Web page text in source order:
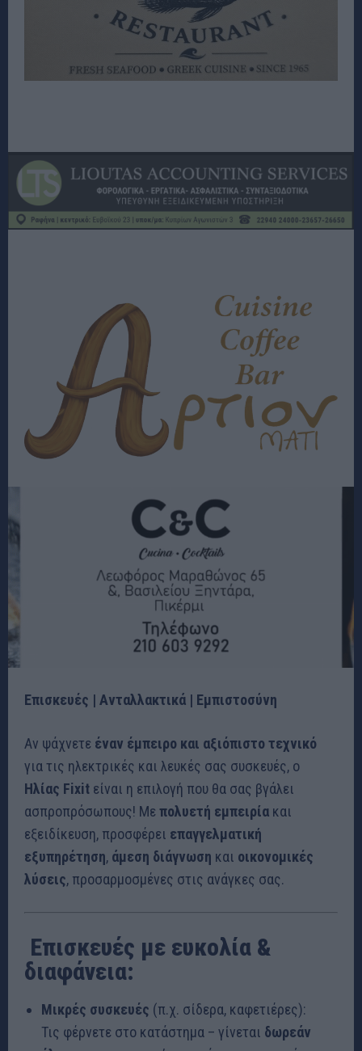
Επισκευές | Ανταλλακτικά | Εμπιστοσύνη
Αν ψάχνετε έναν έμπειρο και αξιόπιστο τεχνικό
για τις ηλεκτρικές και λευκές σας συσκευές, ο
Ηλίας Fixit είναι η επιλογή που θα σας βγάλει
ασπροπρόσωπους! Μεπολυετή εμπειρία και
εξειδίκευση, προσφέρει επαγγελματική
εξυπηρέτηση, άμεση διάγνωση και οικονομικές
λύσεις, προσαρμοσμένες στις ανάγκες σας.
️ Επισκευές με ευκολία &
διαφάνεια:
Μικρές συσκευές (π.χ. σίδερα, καφετιέρες):
Τις φέρνετε στο κατάστημα – γίνεται δωρεάν